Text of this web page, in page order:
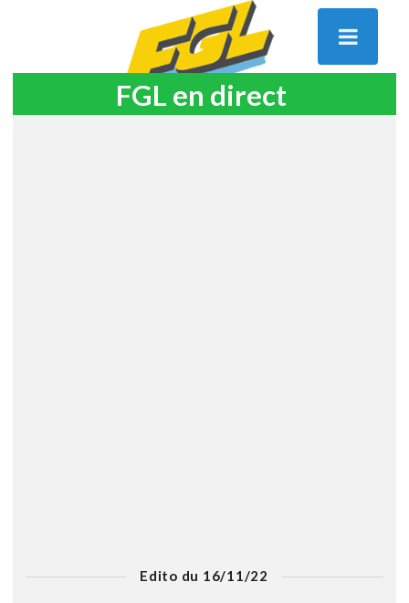
FGL en direct
Edito du 16/11/22